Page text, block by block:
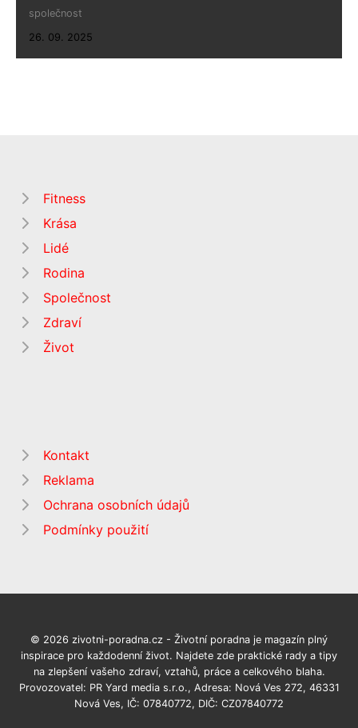
společnost
26. 09. 2025
Fitness
Krása
Lidé
Rodina
Společnost
Zdraví
Život
Kontakt
Reklama
Ochrana osobních údajů
Podmínky použití
© 2026 zivotni-poradna.cz - Životní poradna je magazín plný
inspirace pro každodenní život. Najdete zde praktické rady a tipy
na zlepšení vašeho zdraví, vztahů, práce a celkového blaha.
Provozovatel: PR Yard media s.r.o., Adresa: Nová Ves 272, 46331
Nová Ves, IČ: 07840772, DIČ: CZ07840772